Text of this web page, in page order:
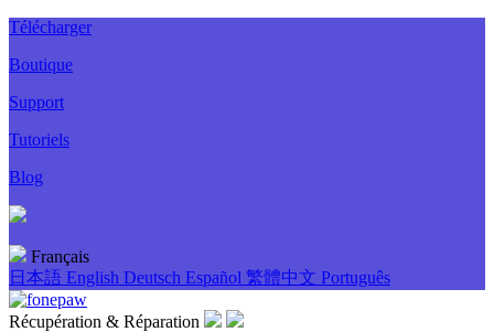
Télécharger
Boutique
Support
Tutoriels
Blog
Français
日本語 English Deutsch Español 繁體中文 Português
Récupération & Réparation